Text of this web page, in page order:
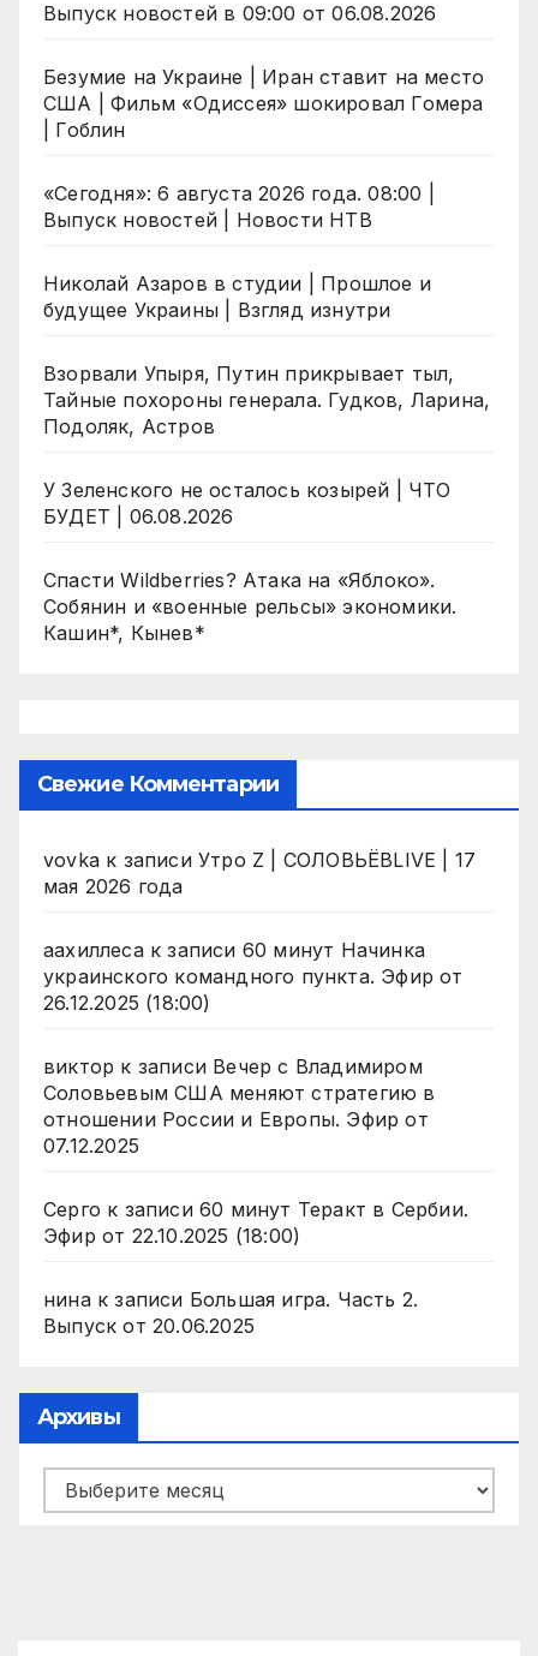
Выпуск новостей в 09:00 от 06.08.2026
Безумие на Украине | Иран ставит на место
США | Фильм «Одиссея» шокировал Гомера
| Гоблин
«Сегодня»: 6 августа 2026 года. 08:00 |
Выпуск новостей | Новости НТВ
Николай Азаров в студии | Прошлое и
будущее Украины | Взгляд изнутри
Взорвали Упыря, Путин прикрывает тыл,
Тайные похороны генерала. Гудков, Ларина,
Подоляк, Астров
У Зеленского не осталось козырей | ЧТО
БУДЕТ | 06.08.2026
Спасти Wildberries? Атака на «Яблоко».
Собянин и «военные рельсы» экономики.
Кашин*, Кынев*
Свежие Комментарии
vovka к записи Утро Z | СОЛОВЬЁВLIVE | 17
мая 2026 года
аахиллесак записи 60 минут Начинка
украинского командного пункта. Эфир от
26.12.2025 (18:00)
виктор к записи Вечер с Владимиром
Соловьевым США меняют стратегию в
отношении России и Европы. Эфир от
07.12.2025
Серго к записи 60 минут Теракт в Сербии.
Эфир от 22.10.2025 (18:00)
нинак записи Большая игра. Часть 2.
Выпуск от 20.06.2025
Архивы
Архивы